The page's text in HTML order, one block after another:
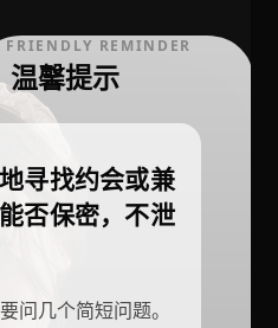
FRIENDLY REMINDER
温馨提示
寻找约会或兼
否保密，不泄
问几个简短问题。